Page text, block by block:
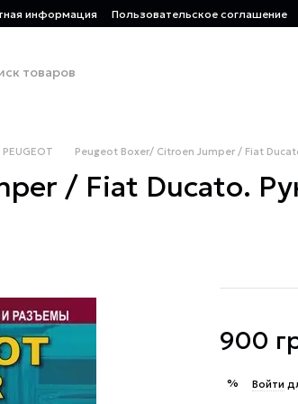
информация Пользовательское соглашение
PEUGEOT Peugeot Boxer/ Citroen Jumper / Fiat
/ Fiat Ducato.
900
% Войти